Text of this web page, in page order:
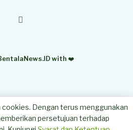
with ❤️
Dengan terus menggunakan
persetujuan terhadap